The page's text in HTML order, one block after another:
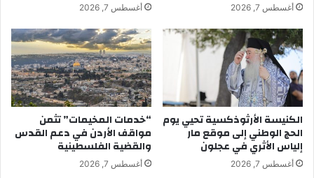
أغسطس 7, 2026 أغسطس 7, 2026
الكنيسة الأرثوذكسية تحيي يوم
الحج الوطني إلى موقع مار
إلياس الأثري في عجلون
أغسطس 7, 2026
“خدمات المخيمات” تثمن
مواقف الأردن في دعم القدس
والقضية الفلسطينية
أغسطس 7, 2026